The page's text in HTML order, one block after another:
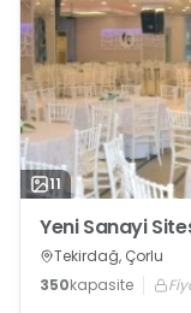
11
Yeni Sanayi
Tekirdağ, Çorlu
350kapasite